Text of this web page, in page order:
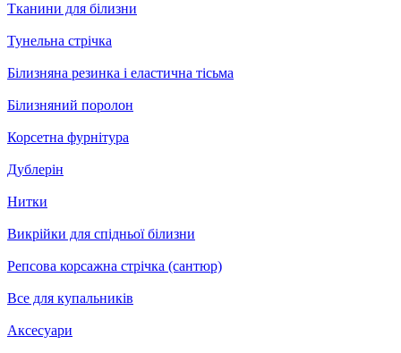
Тканини для білизни
Тунельна стрічка
Білизняна резинка і еластична тісьма
Білизняний поролон
Корсетна фурнітура
Дублерін
Нитки
Викрійки для спідньої білизни
Репсова корсажна стрічка (сантюр)
Все для купальників
Аксесуари